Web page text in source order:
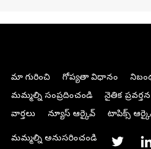
మా గురించి గోప్యతా విధానం
మమ్మల్ని సంప్రదించండి
నైతిక ప్రవర్తన
వార్తలు
న్యూస్ ఆర్కైవ్ టాపిక్స్
మమ్మల్ని అనుసరించండి